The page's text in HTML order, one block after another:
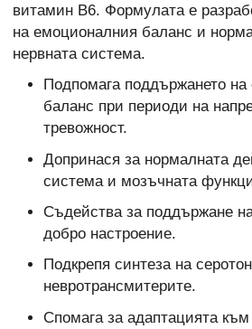
витамин B6. Формулата е
на емоционалния баланс и
нервната система.
Подпомага поддържането
баланс при периоди на
тревожност.
Допринася за нормалната
система и мозъчната
Съдейства за поддържане
добро настроение.
Подкрепя синтеза на
невротрансмитерите.
Спомага за адаптацията